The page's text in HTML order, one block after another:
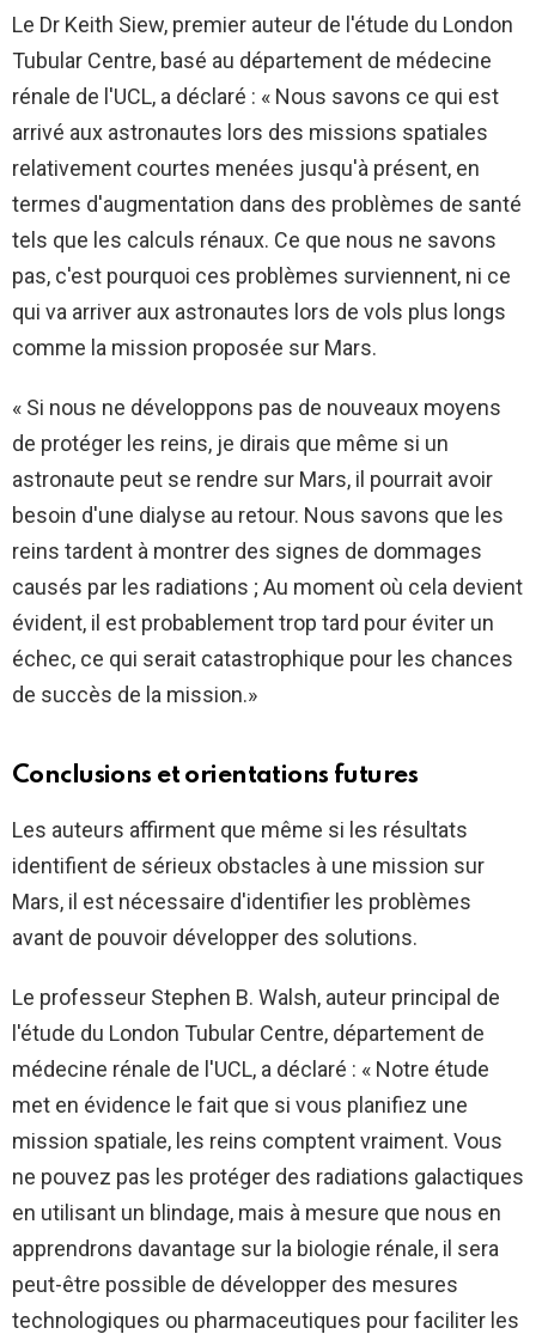
Le Dr Keith Siew, premier auteur de l'étude du London
Tubular Centre, basé au département de médecine
rénale de l'UCL, a déclaré : « Nous savons ce qui est
arrivé aux astronautes lors des missions spatiales
relativement courtes menées jusqu'à présent, en
termes d'augmentation dans des problèmes de santé
tels que les calculs rénaux. Ce que nous ne savons
pas, c'est pourquoi ces problèmes surviennent, ni ce
qui va arriver aux astronautes lors de vols plus longs
comme la mission proposée sur Mars.
« Si nous ne développons pas de nouveaux moyens
de protéger les reins, je dirais que même si un
astronaute peut se rendre sur Mars, il pourrait avoir
besoin d'une dialyse au retour. Nous savons que les
reins tardent à montrer des signes de dommages
causés par les radiations ; Au moment où cela devient
évident, il est probablement trop tard pour éviter un
échec, ce qui serait catastrophique pour les chances
de succès de la mission.»
Conclusions et orientations futures
Les auteurs affirment que même si les résultats
identifient de sérieux obstacles à une mission sur
Mars, il est nécessaire d'identifier les problèmes
avant de pouvoir développer des solutions.
Le professeur Stephen B. Walsh, auteur principal de
l'étude du London Tubular Centre, département de
médecine rénale de l'UCL, a déclaré : « Notre étude
met en évidence le fait que si vous planifiez une
mission spatiale, les reins comptent vraiment. Vous
ne pouvez pas les protéger des radiations galactiques
en utilisant un blindage, mais à mesure que nous en
apprendrons davantage sur la biologie rénale, il sera
peut-être possible de développer des mesures
technologiques ou pharmaceutiques pour faciliter les